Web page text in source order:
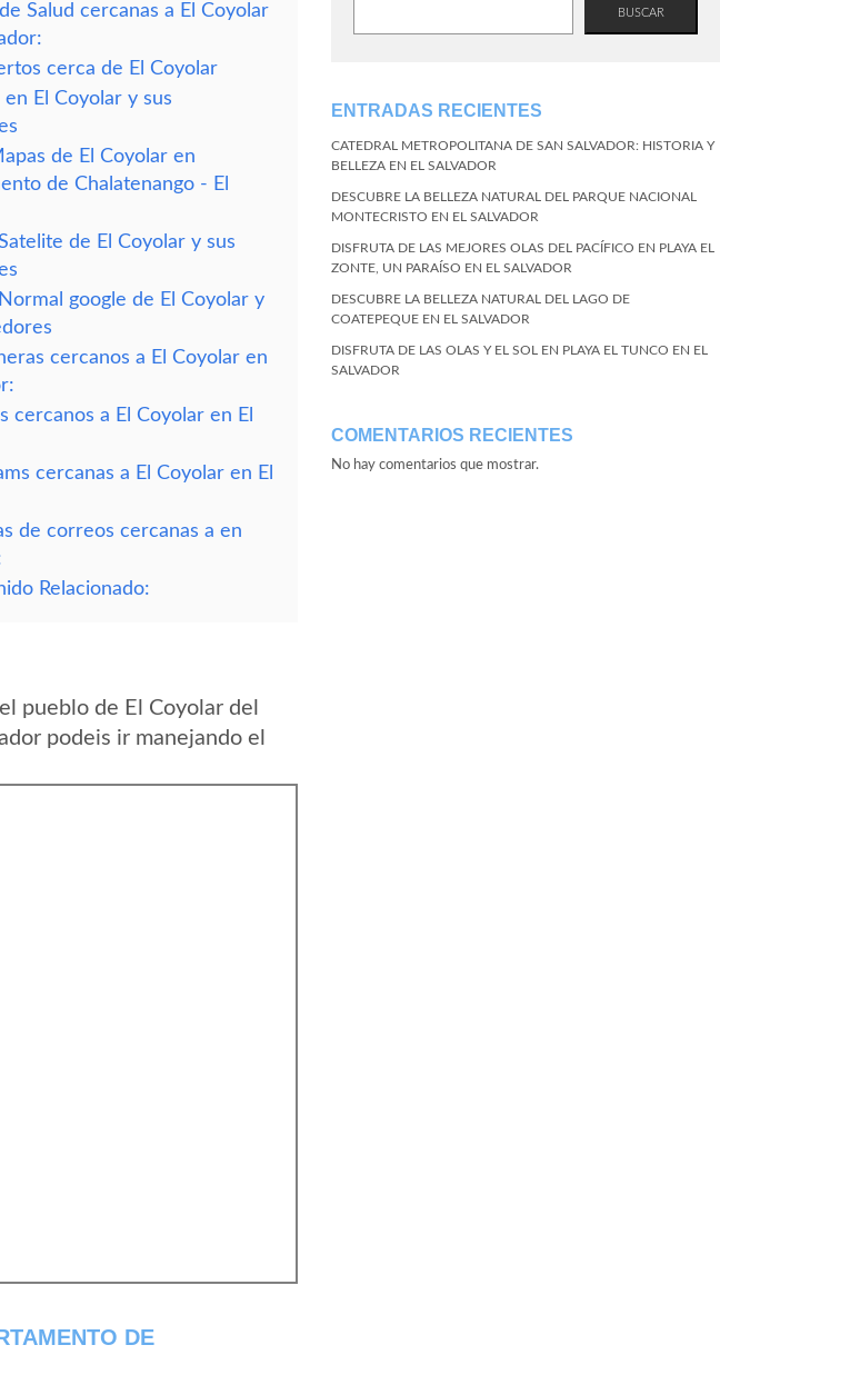
Salud cercanas a El Coyolar
cerca de El Coyolar
en El Coyolar y sus
de El Coyolar en
de Chalatenango - El
de El Coyolar y sus
google de El Coyolar y
cercanos a El Coyolar en
cercanos a El Coyolar en El
cercanas a El Coyolar en El
de correos cercanas a en
Relacionado:
pueblo de El Coyolar del
podeis ir manejando el
DE
BUSCAR
ENTRADAS RECIENTES
CATEDRAL METROPOLITANA DE SAN SALVADOR: HISTORIA Y
BELLEZA EN EL SALVADOR
DESCUBRE LA BELLEZA NATURAL DEL PARQUE NACIONAL
MONTECRISTO EN EL SALVADOR
DISFRUTA DE LAS MEJORES OLAS DEL PACÍFICO EN PLAYA EL
ZONTE, UN PARAÍSO EN EL SALVADOR
DESCUBRE LA BELLEZA NATURAL DEL LAGO DE
COATEPEQUE EN EL SALVADOR
DISFRUTA DE LAS OLAS Y EL SOL EN PLAYA EL TUNCO EN EL
SALVADOR
COMENTARIOS RECIENTES
No hay comentarios que mostrar.